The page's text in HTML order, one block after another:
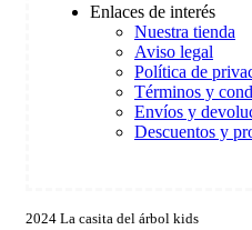
Enlaces de interés
Nuestra tienda
Aviso legal
Política de
Términos y
Envíos y
Descuentos y
2024 La casita del árbol kids